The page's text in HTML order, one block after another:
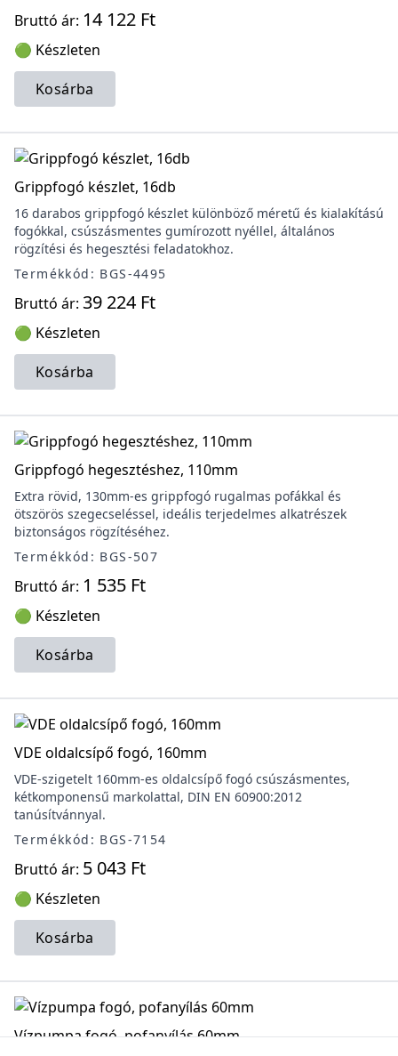
Bruttó ár: 14 122 Ft
🟢 Készleten
Kosárba
Grippfogó készlet, 16db
16 darabos grippfogó készlet különböző méretű és kialakítású
fogókkal, csúszásmentes gumírozott nyéllel, általános
rögzítési és hegesztési feladatokhoz.
Termékkód: BGS-4495
Bruttó ár: 39 224 Ft
🟢 Készleten
Kosárba
Grippfogó hegesztéshez, 110mm
Extra rövid, 130mm-es grippfogó rugalmas pofákkal és
ötszörös szegecseléssel, ideális terjedelmes alkatrészek
biztonságos rögzítéséhez.
Termékkód: BGS-507
Bruttó ár: 1 535 Ft
🟢 Készleten
Kosárba
VDE oldalcsípő fogó, 160mm
VDE-szigetelt 160mm-es oldalcsípő fogó csúszásmentes,
kétkomponensű markolattal, DIN EN 60900:2012
tanúsítvánnyal.
Termékkód: BGS-7154
Bruttó ár: 5 043 Ft
🟢 Készleten
Kosárba
Vízpumpa fogó, pofanyílás 60mm